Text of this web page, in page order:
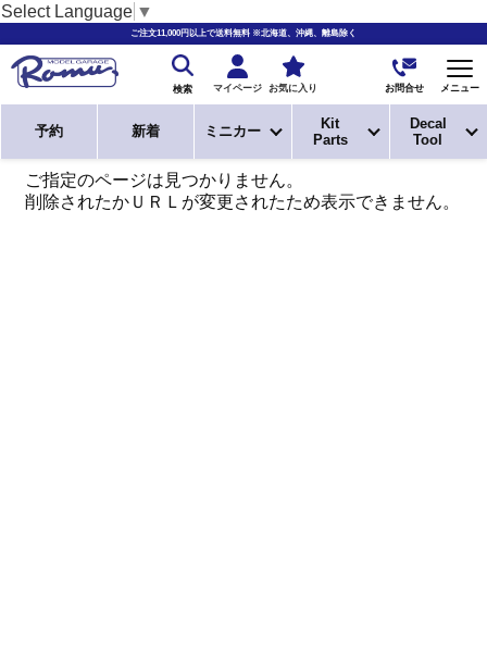
Select Language ▼
ご注文11,000円以上で送料無料 ※北海道、沖縄、離島除く
検索 マイページ お気に入り お問合せ メニュー
予約 新着 ミニカー
Kit
Parts
Decal
Tool
ご指定のページは見つかりません。
削除されたかＵＲＬが変更されたため表示できません。